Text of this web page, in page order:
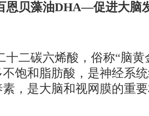
恩贝藻油DHA—促进大脑
十二碳六烯酸，俗称“脑
饱和脂肪酸，是神经系
，是大脑和视网膜的重